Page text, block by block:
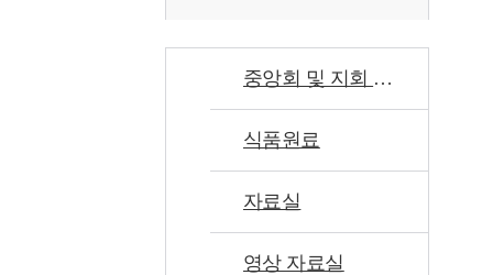
중앙회 및 지회 소식
식품원료
자료실
영상 자료실